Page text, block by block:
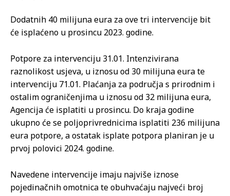
Dodatnih 40 milijuna eura za ove tri intervencije bit
će isplaćeno u prosincu 2023. godine.
Potpore za intervenciju 31.01. Intenzivirana
raznolikost usjeva, u iznosu od 30 milijuna eura te
intervenciju 71.01. Plaćanja za područja s prirodnim i
ostalim ograničenjima u iznosu od 32 milijuna eura,
Agencija će isplatiti u prosincu. Do kraja godine
ukupno će se poljoprivrednicima isplatiti 236 milijuna
eura potpore, a ostatak isplate potpora planiran je u
prvoj polovici 2024. godine.
Navedene intervencije imaju najviše iznose
pojedinačnih omotnica te obuhvaćaju najveći broj